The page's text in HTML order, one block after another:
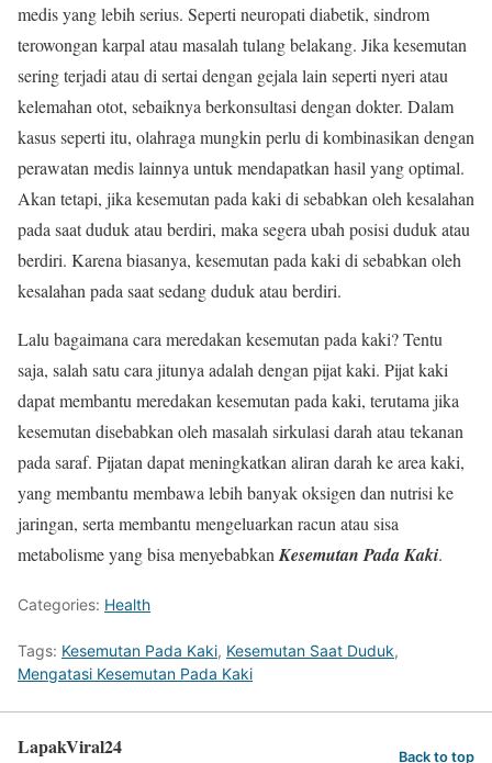
medis yang lebih serius. Seperti neuropati diabetik, sindrom
terowongan karpal atau masalah tulang belakang. Jika kesemutan
sering terjadi atau di sertai dengan gejala lain seperti nyeri atau
kelemahan otot, sebaiknya berkonsultasi dengan dokter. Dalam
kasus seperti itu, olahraga mungkin perlu di kombinasikan dengan
perawatan medis lainnya untuk mendapatkan hasil yang optimal.
Akan tetapi, jika kesemutan pada kaki di sebabkan oleh kesalahan
pada saat duduk atau berdiri, maka segera ubah posisi duduk atau
berdiri. Karena biasanya, kesemutan pada kaki di sebabkan oleh
kesalahan pada saat sedang duduk atau berdiri.
Lalu bagaimana cara meredakan kesemutan pada kaki? Tentu
saja, salah satu cara jitunya adalah dengan pijat kaki. Pijat kaki
dapat membantu meredakan kesemutan pada kaki, terutama jika
kesemutan disebabkan oleh masalah sirkulasi darah atau tekanan
pada saraf. Pijatan dapat meningkatkan aliran darah ke area kaki,
yang membantu membawa lebih banyak oksigen dan nutrisi ke
jaringan, serta membantu mengeluarkan racun atau sisa
metabolisme yang bisa menyebabkan Kesemutan Pada Kaki.
Categories: Health
Tags: Kesemutan Pada Kaki, Kesemutan Saat Duduk,
Mengatasi Kesemutan Pada Kaki
LapakViral24 Back to top